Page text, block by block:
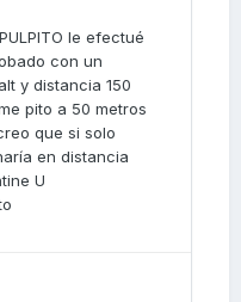
le efectué
con un
y distancia 150
pito a 50 metros
que si solo
en distancia
U